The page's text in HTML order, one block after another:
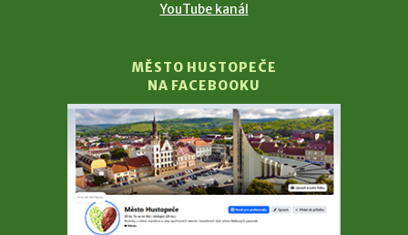
YouTube kanál
MĚSTO HUSTOPEČE
NA FACEBOOKU